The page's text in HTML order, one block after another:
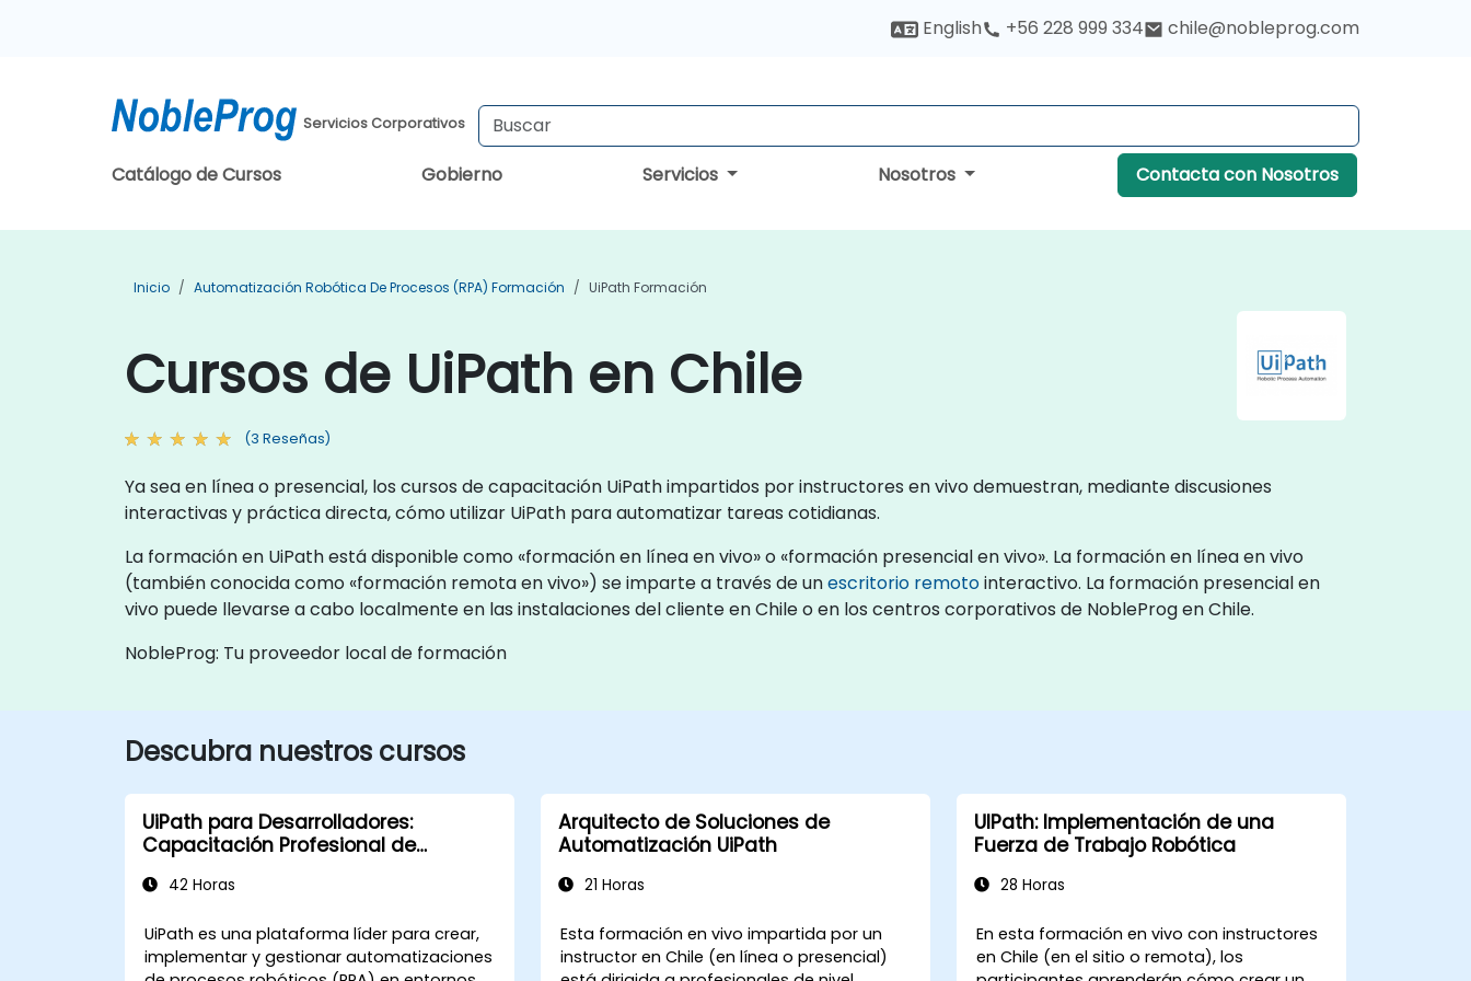
English +56 228 999 334 chile@nobleprog.com
Servicios Corporativos
Catálogo de Cursos Gobierno Servicios Nosotros Contacta con Nosotros
Inicio Automatización Robótica De Procesos (RPA) Formación UiPath Formación
Cursos de UiPath en Chile
(3 Reseñas)
Ya sea en línea o presencial, los cursos de capacitación UiPath impartidos por instructores en vivo demuestran, mediante discusiones
interactivas y práctica directa, cómo utilizar UiPath para automatizar tareas cotidianas.
La formación en UiPath está disponible como «formación en línea en vivo» o «formación presencial en vivo». La formación en línea en vivo
(también conocida como «formación remota en vivo») se imparte a través de unescritorio remotointeractivo. La formación presencial en
vivo puede llevarse a cabo localmente en las instalaciones del cliente en Chile o en los centros corporativos de NobleProg en Chile.
NobleProg: Tu proveedor local de formación
Descubra nuestros cursos
UiPath para Desarrolladores:
Capacitación Profesional de
Desarrolladores (v2024.10)
42 Horas
UiPath es una plataforma líder para crear,
implementar y gestionar automatizaciones
Arquitecto de Soluciones de
Automatización UiPath
21 Horas
Esta formación en vivo impartida por un
instructor en Chile (en línea o presencial)
UIPath: Implementación de una
Fuerza de Trabajo Robótica
28 Horas
En esta formación en vivo con instructores
en Chile (en el sitio o remota), los